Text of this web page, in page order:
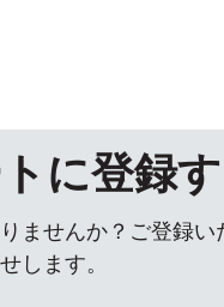
に登録
ませんか？ご登録
します。